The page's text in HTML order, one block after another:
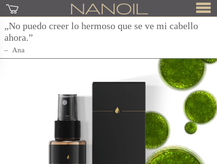
„No puedo creer lo hermoso que se ve mi cabello
ahora.”
Ana